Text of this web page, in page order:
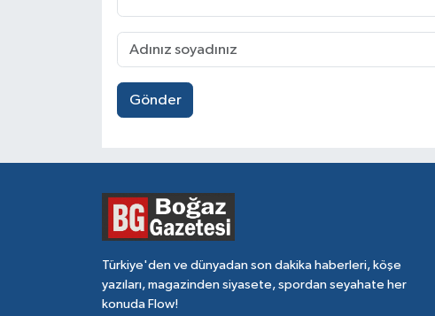
Gönder
Türkiye'den ve dünyadan son dakika haberleri, köşe
yazıları, magazinden siyasete, spordan seyahate her
konuda Flow!